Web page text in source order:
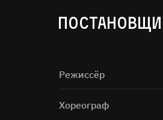
Режиссёр
Хореограф